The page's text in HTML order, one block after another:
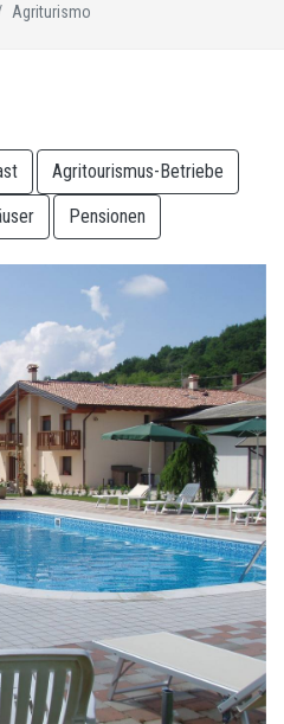
Agriturismo
Agritourismus-Betriebe
Pensionen